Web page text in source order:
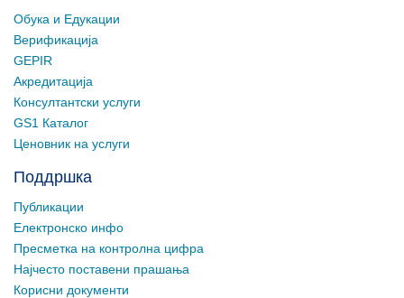
Обука и Едукации
Верификација
GEPIR
Акредитација
Консултантски услуги
GS1 Каталог
Ценовник на услуги
Поддршка
Публикации
Електронско инфо
Пресметка на контролна цифра
Најчесто поставени прашања
Корисни документи